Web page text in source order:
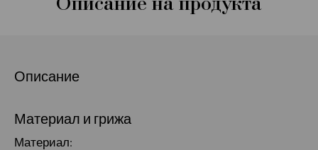
Описание
Материал и грижа
Материал: